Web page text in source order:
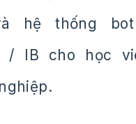
hệ thống
/ IB cho học